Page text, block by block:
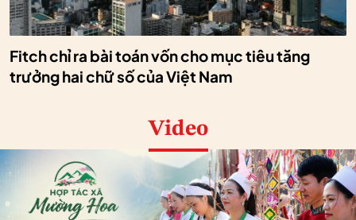
Fitch chỉ ra bài toán vốn cho mục tiêu tăng
trưởng hai chữ số của Việt Nam
Video